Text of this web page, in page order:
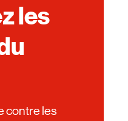
les
contre les